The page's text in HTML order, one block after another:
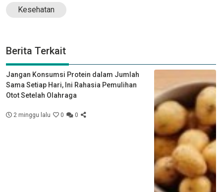
Kesehatan
Berita Terkait
Jangan Konsumsi Protein dalam Jumlah
Sama Setiap Hari, Ini Rahasia Pemulihan
Otot Setelah Olahraga
2 minggu lalu 0 0